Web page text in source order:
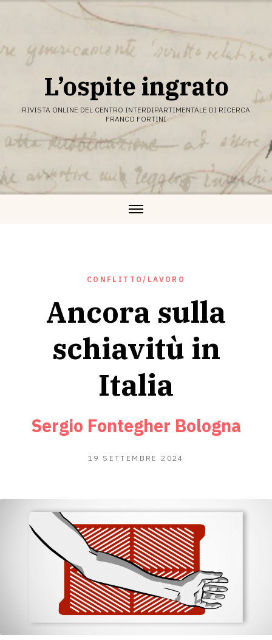
L’ospite ingrato
RIVISTA ONLINE DEL CENTRO INTERDIPARTIMENTALE DI RICERCA
FRANCO FORTINI
CONFLITTO/LAVORO
Ancora sulla
schiavitù in
Italia
Sergio Fontegher Bologna
19 SETTEMBRE 2024